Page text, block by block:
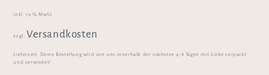
inkl. 19 % MwSt.
zzgl. Versandkosten
Lieferzeit:
Deine Bestellung wird von uns innerhalb der nächsten 4-8 Tagen mit Liebe verpackt
und versendet!